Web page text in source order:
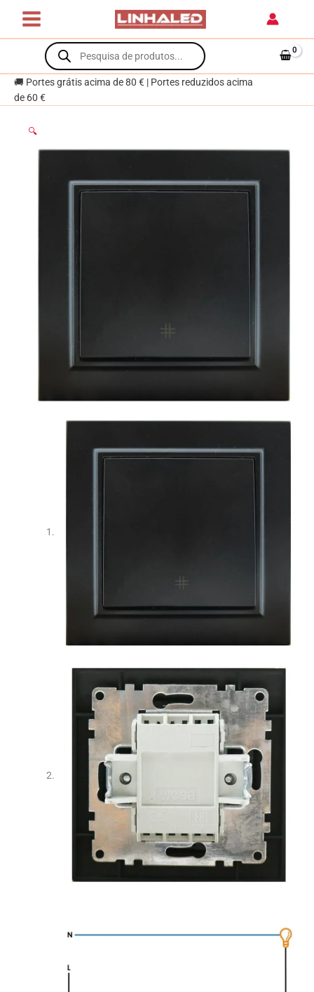
content
Products
search
🚚 Portes grátis acima de 80 € | Portes reduzidos acima
de 60 €
🔍
Série
EP
Preto